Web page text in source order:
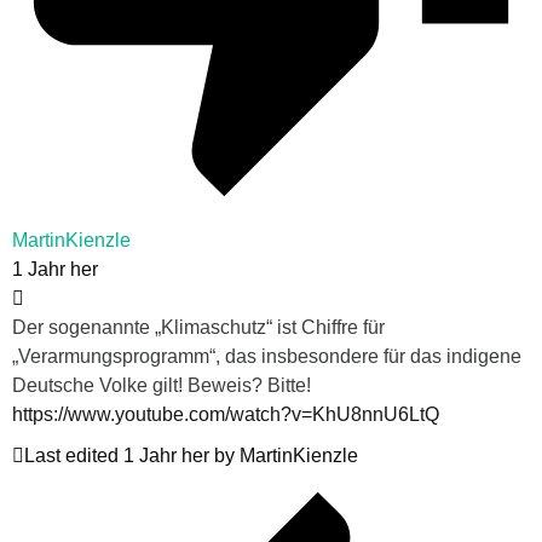
MartinKienzle
1 Jahr her
Der sogenannte „Klimaschutz“ ist Chiffre für
„Verarmungsprogramm“, das insbesondere für das indigene
Deutsche Volke gilt! Beweis? Bitte!
https://www.youtube.com/watch?v=KhU8nnU6LtQ
Last edited 1 Jahr her by MartinKienzle